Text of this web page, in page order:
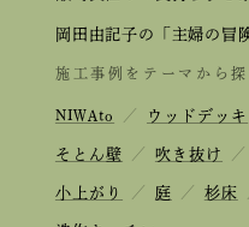
岡田由記子の「主婦の冒
施工事例をテーマから探
NIWAto ／ ウッドデッキ
そとん壁 ／ 吹き抜け ／
小上がり ／ 庭 ／ 杉床